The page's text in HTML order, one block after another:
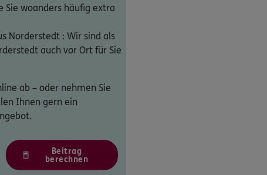
Sie woanders häufig extra
Norderstedt : Wir sind als
auch vor Ort für Sie
ab – oder nehmen Sie
Ihnen gern ein
Beitrag
berechnen